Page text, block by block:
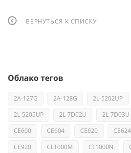
ВЕРНУТЬСЯ К СПИСКУ
Облако тегов
2A-127G 2A-128G 2L-5202UP
2L-5205UP
2L-7D02U 2L-7D03U
CE600
CE604 CE620 CE624
CE920
CL1000M CL1000N